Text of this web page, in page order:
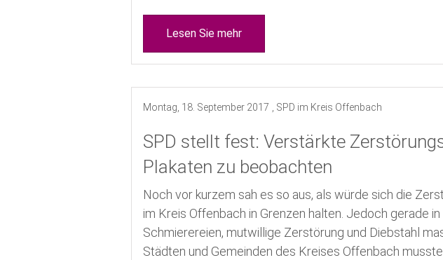
Lesen Sie mehr
Montag, 18. September 2017 , SPD im Kreis Offenbach
SPD stellt fest: Verstärkte
Plakaten zu beobachten
Noch vor kurzem sah es so aus, als würde sich die
im Kreis Offenbach in Grenzen halten. Jedoch gerade
Schmierereien, mutwillige Zerstörung und Diebstahl
Städten und Gemeinden des Kreises Offenbach